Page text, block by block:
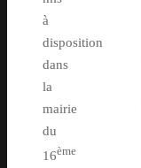
à
disposition
dans
la
mairie
du
16ème